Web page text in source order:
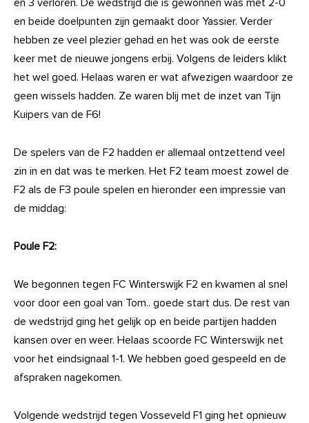
en 3 verloren. De wedstrijd die is gewonnen was met 2-0
en beide doelpunten zijn gemaakt door Yassier. Verder
hebben ze veel plezier gehad en het was ook de eerste
keer met de nieuwe jongens erbij. Volgens de leiders klikt
het wel goed. Helaas waren er wat afwezigen waardoor ze
geen wissels hadden. Ze waren blij met de inzet van Tijn
Kuipers van de F6!
De spelers van de F2 hadden er allemaal ontzettend veel
zin in en dat was te merken. Het F2 team moest zowel de
F2 als de F3 poule spelen en hieronder een impressie van
de middag:
Poule F2:
We begonnen tegen FC Winterswijk F2 en kwamen al snel
voor door een goal van Tom.. goede start dus. De rest van
de wedstrijd ging het gelijk op en beide partijen hadden
kansen over en weer. Helaas scoorde FC Winterswijk net
voor het eindsignaal 1-1. We hebben goed gespeeld en de
afspraken nagekomen.
Volgende wedstrijd tegen Vosseveld F1 ging het opnieuw